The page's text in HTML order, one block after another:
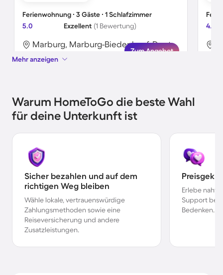
Ferienwohnung ∙ 3 Gäste ∙ 1 Schlafzimmer
5.0
Exzellent (1 Bewertung)
Marburg, Marburg-Biedenkopf, Deutschland
Zum Angebot
4.0
Mehr anzeigen
Warum HomeToGo die beste Wahl
für deine Unterkunft ist
Sicher bezahlen und auf dem
richtigen Weg bleiben
Wähle lokale, vertrauenswürdige
Zahlungsmethoden sowie eine
Reiseversicherung und andere
Zusatzleistungen.
Erlebe
Support bei
Bedenken.